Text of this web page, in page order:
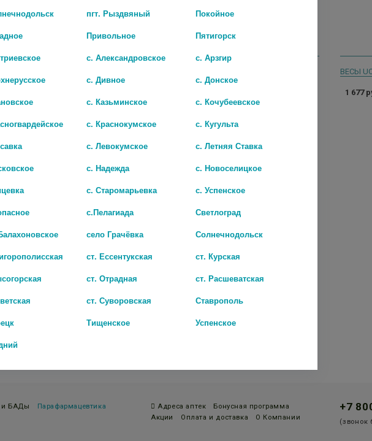
HN-289 ЧЕРН. [OMRON] ВЕСЫ
1 677
и БАДы Парафармацевтика Адреса аптек
Бонусная программа
Акции
Оплата и доставка О Компании
+7
(звонок
пгт. Рыздвяный
Покойное
Привольное
Пятигорск
с. Александровское
с. Арзгир
с. Дивное
с. Донское
с. Казьминское
с. Кочубеевское
с. Краснокумское
с. Кугульта
с. Левокумское
с. Летняя Ставка
с. Надежда
с. Новоселицкое
с. Старомарьевка
с. Успенское
с.Пелагиада
Светлоград
село Грачёвка
Солнечнодольск
ст. Ессентукская
ст. Курская
ст. Отрадная
ст. Расшеватская
ст. Суворовская
Ставрополь
Тищенское
Успенское